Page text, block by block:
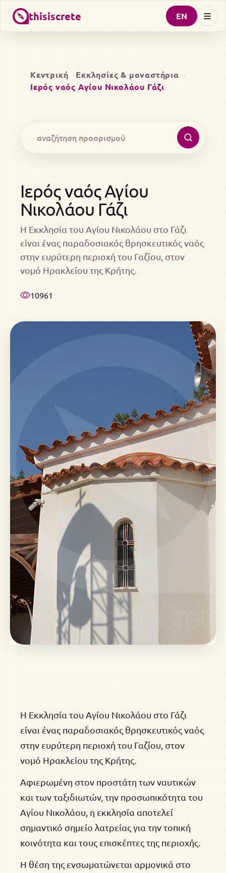
thisiscrete EN
Κεντρική
Εκκλησίες & μοναστήρια
Ιερός ναός Αγίου Νικολάου Γάζι
Ιερός ναός Αγίου
Νικολάου Γάζι
Η Εκκλησία του Αγίου Νικολάου στο Γάζι
είναι ένας παραδοσιακός θρησκευτικός ναός
στην ευρύτερη περιοχή του Γαζίου, στον
νομό Ηρακλείου της Κρήτης.
10961
Η Εκκλησία του Αγίου Νικολάου στο Γάζι
είναι ένας παραδοσιακός θρησκευτικός ναός
στην ευρύτερη περιοχή του Γαζίου, στον
νομό Ηρακλείου της Κρήτης.
Αφιερωμένη στον προστάτη των ναυτικών
και των ταξιδιωτών, την προσωπικότητα του
Αγίου Νικολάου, η εκκλησία αποτελεί
σημαντικό σημείο λατρείας για την τοπική
κοινότητα και τους επισκέπτες της περιοχής.
Η θέση της ενσωματώνεται αρμονικά στο